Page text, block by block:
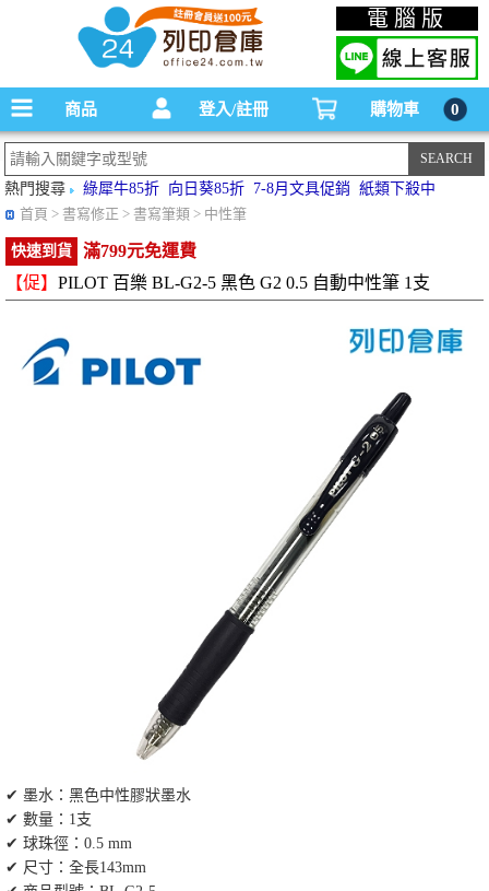
碳粉匣，墨水匣,原廠碳粉匣，副廠碳粉匣，環保碳粉匣,連續供墨印表機-office24列印
倉庫線上購物手機版
電腦版
商品 登入/註冊 購物車 0
熱門搜尋 綠犀牛85折 向日葵85折 7-8月文具促銷
紙類下殺中
首頁 > 書寫修正 > 書寫筆類 > 中性筆
快速到貨
滿799元免運費
【促】 PILOT 百樂 BL-G2-5 黑色 G2 0.5 自動中性筆 1支
✔ 墨水：黑色中性膠狀墨水
✔ 數量：1支
✔ 球珠徑：0.5 mm
✔ 尺寸：全長143mm